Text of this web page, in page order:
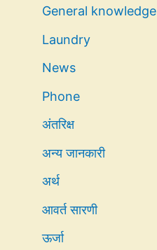
General knowledge
Laundry
News
Phone
अंतरिक्ष
अन्य जानकारी
अर्थ
आवर्त सारणी
ऊर्जा